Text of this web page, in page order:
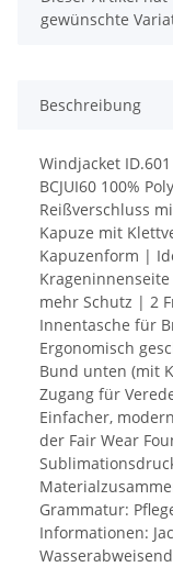
gewünschte
Beschreibung
Windjacket
BCJUI60 100%
Reißverschluss
Kapuze mit
Kapuzenform |
mehr Schutz | 2
Innentasche für
Ergonomisch
Bund unten (mit
Zugang für
Einfacher,
der Fair Wear
Grammatur:
Informationen: